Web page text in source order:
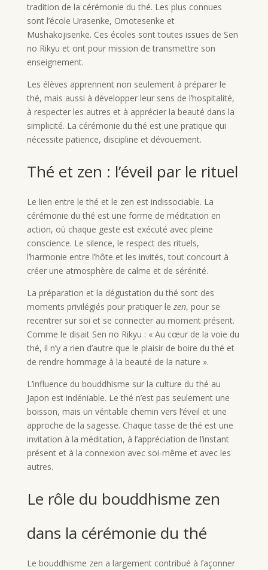
tradition de la cérémonie du thé. Les plus connues
sont l’école Urasenke, Omotesenke et
Mushakojisenke. Ces écoles sont toutes issues de Sen
no Rikyu et ont pour mission de transmettre son
enseignement.
Les élèves apprennent non seulement à préparer le
thé, mais aussi à développer leur sens de l’hospitalité,
à respecter les autres et à apprécier la beauté dans la
simplicité. La cérémonie du thé est une pratique qui
nécessite patience, discipline et dévouement.
Thé et zen : l’éveil par le rituel
Le lien entre le thé et le zen est indissociable. La
cérémonie du thé est une forme de méditation en
action, où chaque geste est exécuté avec pleine
conscience. Le silence, le respect des rituels,
l’harmonie entre l’hôte et les invités, tout concourt à
créer une atmosphère de calme et de sérénité.
La préparation et la dégustation du thé sont des
moments privilégiés pour pratiquer le zen, pour se
recentrer sur soi et se connecter au moment présent.
Comme le disait Sen no Rikyu : « Au cœur de la voie du
thé, il n’y a rien d’autre que le plaisir de boire du thé et
de rendre hommage à la beauté de la nature ».
L’influence du bouddhisme sur la culture du thé au
Japon est indéniable. Le thé n’est pas seulement une
boisson, mais un véritable chemin vers l’éveil et une
approche de la sagesse. Chaque tasse de thé est une
invitation à la méditation, à l’appréciation de l’instant
présent et à la connexion avec soi-même et avec les
autres.
Le rôle du bouddhisme zen
dans la cérémonie du thé
Le bouddhisme zen a largement contribué à façonner